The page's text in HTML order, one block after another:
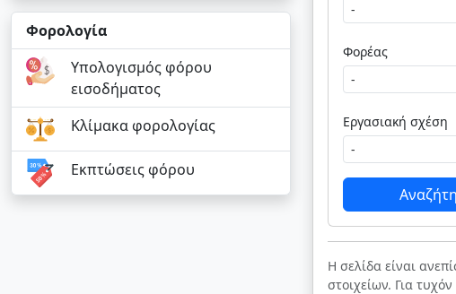
Φορολογία
Υπολογισμός φόρου
εισοδήματος
Κλίμακα φορολογίας
Εκπτώσεις φόρου
Φορέας
Εργασιακή σχέση
Η σελίδα είναι
στοιχείων. Για